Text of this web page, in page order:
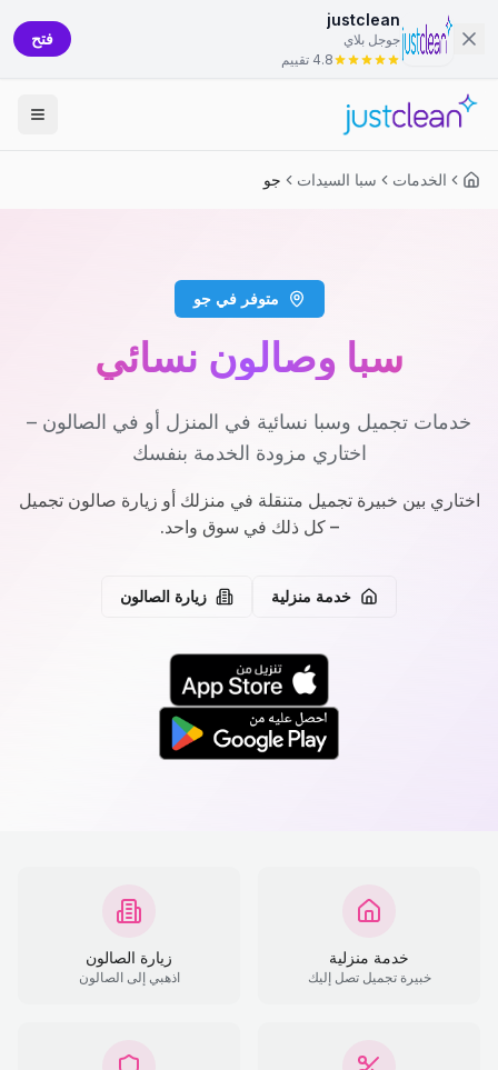
justclean
جوجل بلاي
4.8 تقييم
فتح
الخدمات سبا السيدات جو
متوفر في جو
سبا وصالون نسائي
خدمات تجميل وسبا نسائية في المنزل أو في الصالون –
اختاري مزودة الخدمة بنفسك
اختاري بين خبيرة تجميل متنقلة في منزلك أو زيارة صالون تجميل
– كل ذلك في سوق واحد.
خدمة منزلية زيارة الصالون
خدمة منزلية
خبيرة تجميل تصل إليك
زيارة الصالون
اذهبي إلى الصالون